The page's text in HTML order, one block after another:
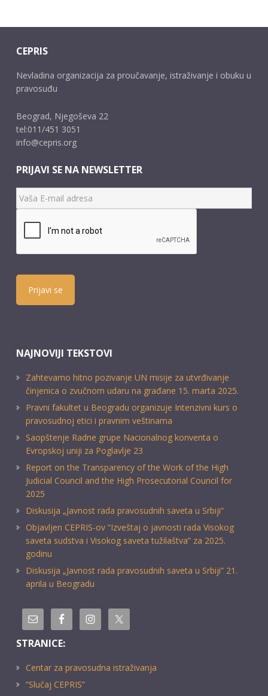
CEPRIS
Nevladina organizacija za proučavanje, istraživanje i obuku u
pravosuđu
Beograd, Njegoševa 22
tel:011/451 3051
info@cepris.org
PRIJAVI SE NA NEWSLETTER
Prijavi se
NAJNOVIJI TEKSTOVI
Zahtevamo hitno pozivanje UN misije za utvrđivanje
činjenica o zvučnom udaru na građane 15. marta 2025.
Pravni fakultet u Beogradu organizuje Intenzivni kurs o
pravosudnoj etici i pravnim veštinama
Saopštenje Radne grupe Nacionalnog konventa o
Evropskoj uniji za Poglavlje 23
Report on the Transparency of the Work of the High
Judicial Council and the High Prosecutorial Council for
2025
Diskusija „Javnost rada pravosudnih saveta u Srbiji“
Objavljen CEPRIS-ov “Izveštaj o javnosti rada Visokog
saveta sudstva i Visokog saveta tužilaštva” za 2025.
godinu
Diskusija „Javnost rada pravosudnih saveta u Srbiji” 21.
aprila u Beogradu
STRANICE:
Centar za pravosudna istraživanja
“Slučaj CEPRIS”